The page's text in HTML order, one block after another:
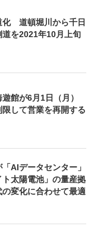
化 道頓堀川から千日
を2021年10月上旬
館が6月1日（月）
して営業を再開する
AIデータセンター」
太陽電池」の量産拠
変化に合わせて最適